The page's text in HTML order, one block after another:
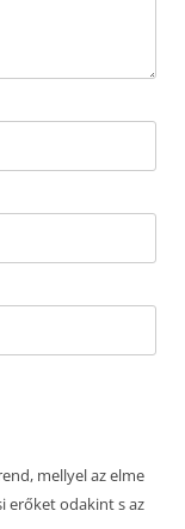
mellyel az elme
erőket odakint s az